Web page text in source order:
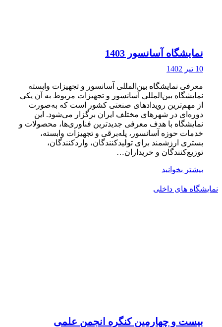
نمایشگاه آسانسور 1403
10 تیر 1402
معرفی نمایشگاه بین‌المللی آسانسور و تجهیزات وابسته
نمایشگاه بین‌المللی آسانسور و تجهیزات مربوط به آن یکی
از مهم‌ترین رویدادهای صنعتی کشور است که به‌صورت
دوره‌ای در شهرهای مختلف ایران برگزار می‌شود. این
نمایشگاه با هدف معرفی جدیدترین فناوری‌ها، محصولات و
خدمات حوزه آسانسور، پله‌برقی و تجهیزات وابسته،
بستری ارزشمند برای تولیدکنندگان، واردکنندگان،
توزیع‌کنندگان و خریداران…
بیشتر بخوانید
نمایشگاه های داخلی
بیست و چهارمین کنگره انجمن علمی